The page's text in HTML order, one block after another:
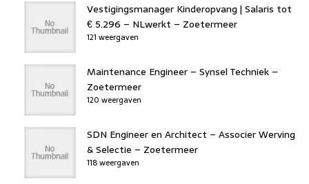
Vestigingsmanager Kinderopvang | Salaris tot
€ 5.296 – NLwerkt – Zoetermeer
121 weergaven
Maintenance Engineer – Synsel Techniek –
Zoetermeer
120 weergaven
SDN Engineer en Architect – Associer Werving
& Selectie – Zoetermeer
118 weergaven